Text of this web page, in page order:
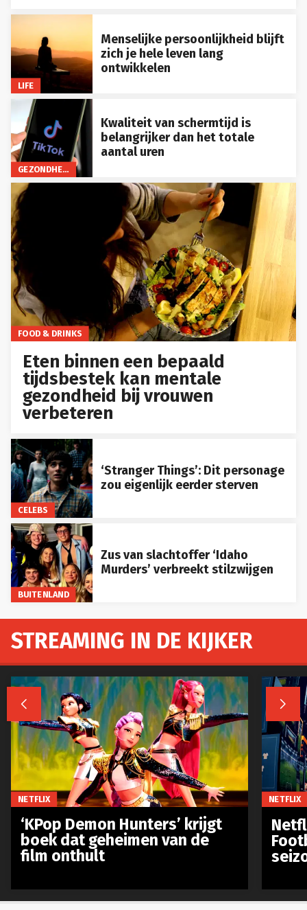
LIFE
Menselijke persoonlijkheid blijft
zich je hele leven lang
ontwikkelen
GEZONDHEID
Kwaliteit van schermtijd is
belangrijker dan het totale
aantal uren
FOOD & DRINKS
Eten binnen een bepaald
tijdsbestek kan mentale
gezondheid bij vrouwen
verbeteren
CELEBS
‘Stranger Things’: Dit personage
zou eigenlijk eerder sterven
BUITENLAND
Zus van slachtoffer ‘Idaho
Murders’ verbreekt stilzwijgen
STREAMING IN DE KIJKER
 
NETFLIX
‘KPop Demon Hunters’ krijgt
boek dat geheimen van de
film onthult
NETFLIX